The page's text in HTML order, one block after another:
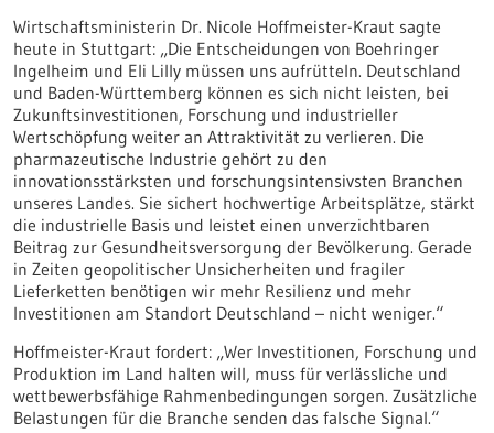
Wirtschaftsministerin Dr. Nicole Hoffmeister-Kraut sagte
heute in Stuttgart: „Die Entscheidungen von Boehringer
Ingelheim und Eli Lilly müssen uns aufrütteln. Deutschland
und Baden-Württemberg können es sich nicht leisten, bei
Zukunftsinvestitionen, Forschung und industrieller
Wertschöpfung weiter an Attraktivität zu verlieren. Die
pharmazeutische Industrie gehört zu den
innovationsstärksten und forschungsintensivsten Branchen
unseres Landes. Sie sichert hochwertige Arbeitsplätze, stärkt
die industrielle Basis und leistet einen unverzichtbaren
Beitrag zur Gesundheitsversorgung der Bevölkerung. Gerade
in Zeiten geopolitischer Unsicherheiten und fragiler
Lieferketten benötigen wir mehr Resilienz und mehr
Investitionen am Standort Deutschland – nicht weniger.“
Hoffmeister-Kraut fordert: „Wer Investitionen, Forschung und
Produktion im Land halten will, muss für verlässliche und
wettbewerbsfähige Rahmenbedingungen sorgen. Zusätzliche
Belastungen für die Branche senden das falsche Signal.“